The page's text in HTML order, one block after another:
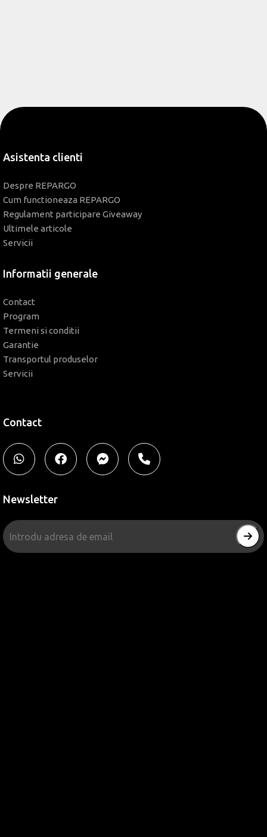
Asistenta clienti
Despre REPARGO
Cum functioneaza REPARGO
Regulament participare Giveaway
Ultimele articole
Servicii
Informatii generale
Contact
Program
Termeni si conditii
Garantie
Transportul produselor
Servicii
Contact
Newsletter